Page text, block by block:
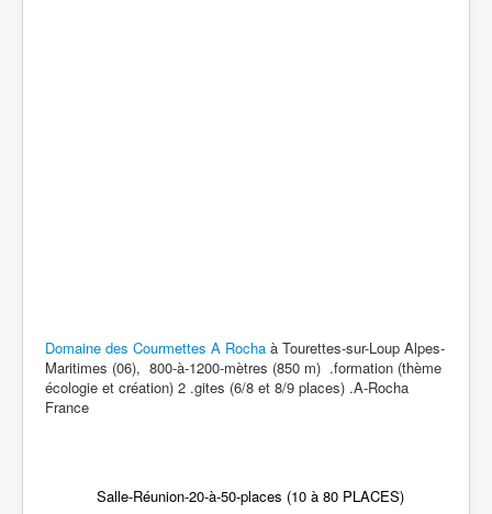
Domaine des Courmettes A Rocha à Tourettes-sur-Loup Alpes-
Maritimes (06), 800-à-1200-mètres (850 m) .formation (thème
écologie et création) 2 .gites (6/8 et 8/9 places) .A-Rocha
France
Salle-Réunion-20-à-50-places (10 à 80 PLACES)